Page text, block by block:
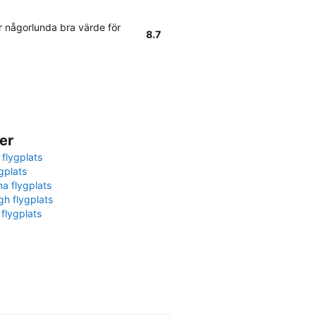
någorlunda bra värde för
8.7
flygplats
flygplats
flygplats
flygplats